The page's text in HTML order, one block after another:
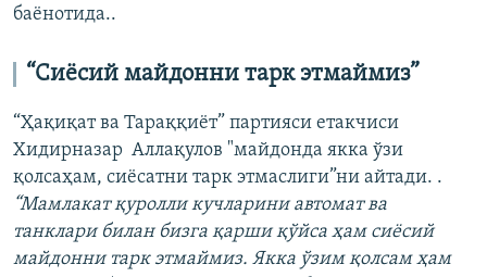
баёнотида..
“Сиёсий майдонни тарк этмаймиз”
“Ҳақиқат‌ ‌ва‌ ‌Тараққиёт”‌ ‌партияси‌ етакчиси
Хидирназар ‌ Аллақулов "майдонда якка ўзи
қолсаҳам, сиёсатни тарк этмаслиги”ни айтади. .
“Мамлакат қуролли кучларини автомат ва
танклари билан бизга қарши қўйса ҳам сиёсий
майдонни тарк этмаймиз. Якка ўзим қолсам ҳам